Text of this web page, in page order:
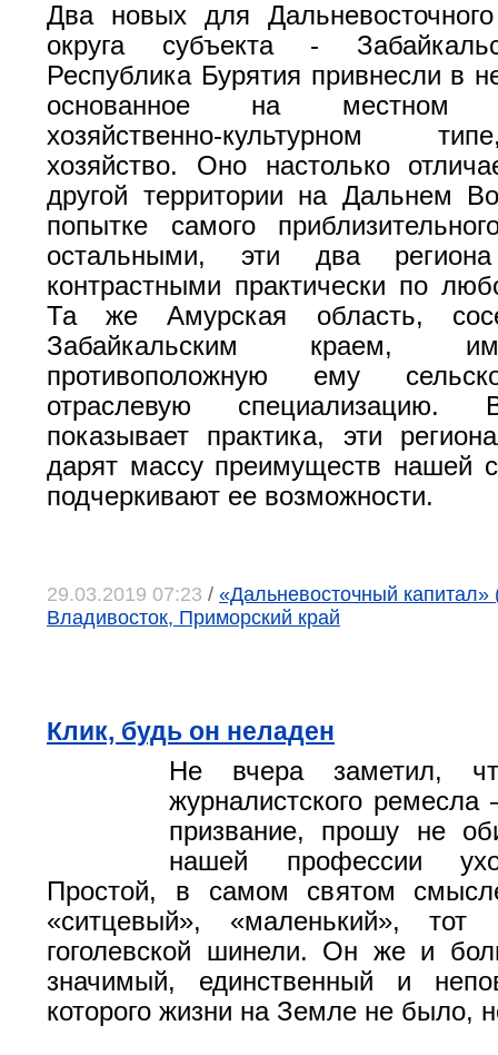
Два новых для
округа субъекта -
Республика Бурятия привнесли в
основанное на местном
хозяйственно-культурном
хозяйство. Оно настолько
другой территории на Дальнем
попытке самого
остальными, эти два региона
контрастными практически по
Та же Амурская область,
Забайкальским краем,
противоположную ему
отраслевую специализацию.
показывает практика, эти
дарят массу преимуществ нашей
подчеркивают ее возможности.
29.03.2019 07:23 / «Дальневосточный капитал»
Владивосток, Приморский край
Клик, будь он неладен
Не вчера заметил,
журналистского
призвание, прошу не
нашей профессии
Простой, в самом святом
«ситцевый», «маленький»,
гоголевской шинели. Он же и
значимый, единственный и
которого жизни на Земле не было,